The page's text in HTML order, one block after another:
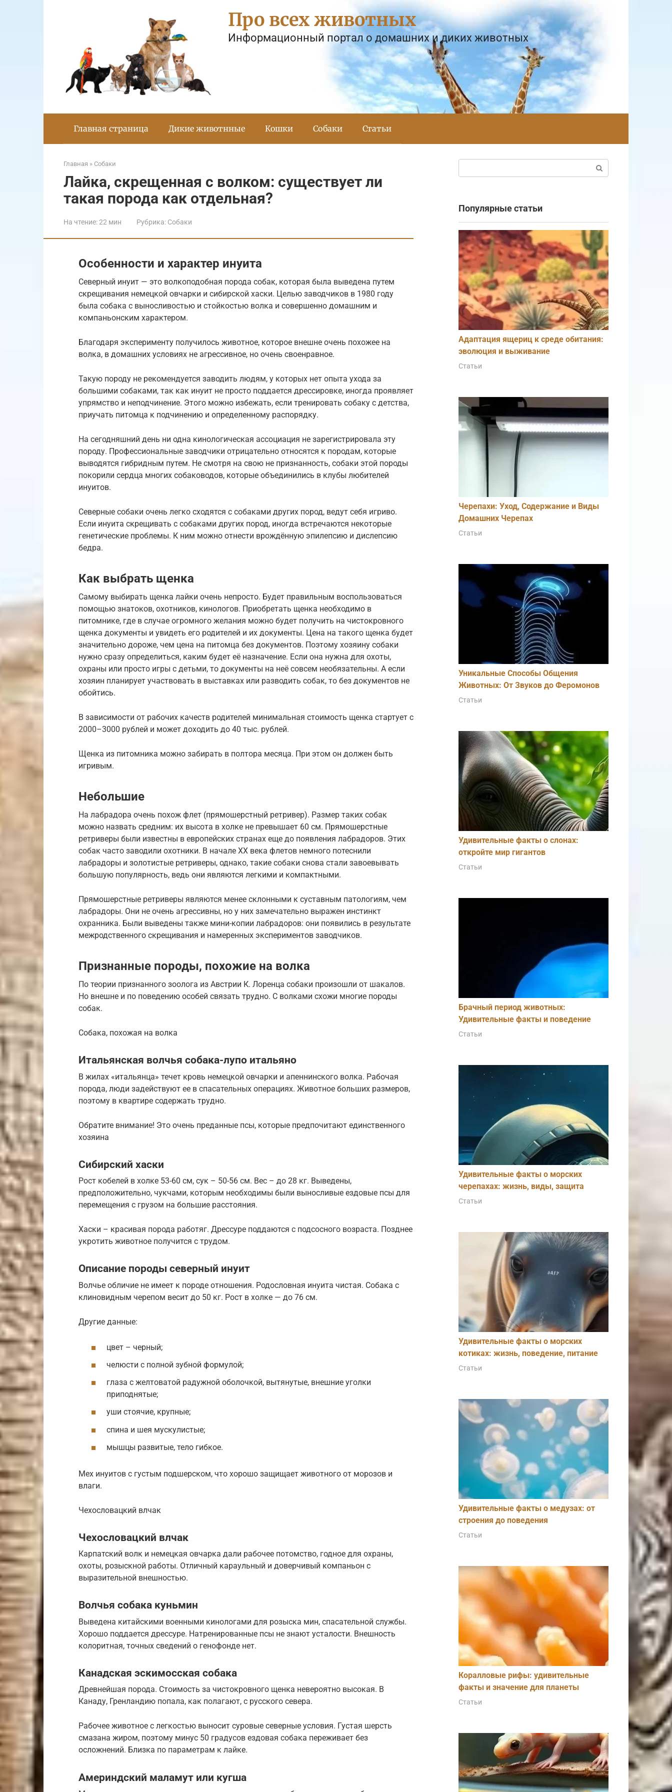
Про всех животных
Информационный портал о домашних и диких животных
Главная страница Дикие животнные Кошки Собаки Статьи
Главная » Собаки
Лайка, скрещенная с волком: существует ли
такая порода как отдельная?
На чтение:22 мин Рубрика: Собаки
Особенности и характер инуита
Северный инуит — это волкоподобная порода собак, которая была выведена путем
скрещивания немецкой овчарки и сибирской хаски. Целью заводчиков в 1980 году
была собака с выносливостью и стойкостью волка и совершенно домашним и
компаньонским характером.
Благодаря эксперименту получилось животное, которое внешне очень похожее на
волка, в домашних условиях не агрессивное, но очень своенравное.
Такую породу не рекомендуется заводить людям, у которых нет опыта ухода за
большими собаками, так как инуит не просто поддается дрессировке, иногда проявляет
упрямство и неподчинение. Этого можно избежать, если тренировать собаку с детства,
приучать питомца к подчинению и определенному распорядку.
На сегодняшний день ни одна кинологическая ассоциация не зарегистрировала эту
породу. Профессиональные заводчики отрицательно относятся к породам, которые
выводятся гибридным путем. Не смотря на свою не признанность, собаки этой породы
покорили сердца многих собаководов, которые объединились в клубы любителей
инуитов.
Северные собаки очень легко сходятся с собаками других пород, ведут себя игриво.
Если инуита скрещивать с собаками других пород, иногда встречаются некоторые
генетические проблемы. К ним можно отнести врождённую эпилепсию и дислепсию
бедра.
Как выбрать щенка
Самому выбирать щенка лайки очень непросто. Будет правильным воспользоваться
помощью знатоков, охотников, кинологов. Приобретать щенка необходимо в
питомнике, где в случае огромного желания можно будет получить на чистокровного
щенка документы и увидеть его родителей и их документы. Цена на такого щенка будет
значительно дороже, чем цена на питомца без документов. Поэтому хозяину собаки
нужно сразу определиться, каким будет её назначение. Если она нужна для охоты,
охраны или просто игры с детьми, то документы на неё совсем необязательны. А если
хозяин планирует участвовать в выставках или разводить собак, то без документов не
обойтись.
В зависимости от рабочих качеств родителей минимальная стоимость щенка стартует с
2000–3000 рублей и может доходить до 40 тыс. рублей.
Щенка из питомника можно забирать в полтора месяца. При этом он должен быть
игривым.
Небольшие
На лабрадора очень похож флет (прямошерстный ретривер). Размер таких собак
можно назвать средним: их высота в холке не превышает 60 см. Прямошерстные
ретриверы были известны в европейских странах еще до появления лабрадоров. Этих
собак часто заводили охотники. В начале XX века флетов немного потеснили
лабрадоры и золотистые ретриверы, однако, такие собаки снова стали завоевывать
большую популярность, ведь они являются легкими и компактными.
Прямошерстные ретриверы являются менее склонными к суставным патологиям, чем
лабрадоры. Они не очень агрессивны, но у них замечательно выражен инстинкт
охранника. Были выведены также мини-копии лабрадоров: они появились в результате
межродственного скрещивания и намеренных экспериментов заводчиков.
Признанные породы, похожие на волка
По теории признанного зоолога из Австрии К. Лоренца собаки произошли от шакалов.
Но внешне и по поведению особей связать трудно. С волками схожи многие породы
собак.
Собака, похожая на волка
Итальянская волчья собака-лупо итальяно
В жилах «итальянца» течет кровь немецкой овчарки и апеннинского волка. Рабочая
порода, люди задействуют ее в спасательных операциях. Животное больших размеров,
поэтому в квартире содержать трудно.
Обратите внимание! Это очень преданные псы, которые предпочитают единственного
хозяина
Сибирский хаски
Рост кобелей в холке 53-60 см, сук – 50-56 см. Вес – до 28 кг. Выведены,
предположительно, чукчами, которым необходимы были выносливые ездовые псы для
перемещения с грузом на большие расстояния.
Хаски – красивая порода работяг. Дрессуре поддаются с подсосного возраста. Позднее
укротить животное получится с трудом.
Описание породы северный инуит
Волчье обличие не имеет к породе отношения. Родословная инуита чистая. Собака с
клиновидным черепом весит до 50 кг. Рост в холке — до 76 см.
Другие данные:
цвет – черный;
челюсти с полной зубной формулой;
глаза с желтоватой радужной оболочкой, вытянутые, внешние уголки
приподнятые;
уши стоячие, крупные;
спина и шея мускулистые;
мышцы развитые, тело гибкое.
Мех инуитов с густым подшерском, что хорошо защищает животного от морозов и
влаги.
Чехословацкий влчак
Чехословацкий влчак
Карпатский волк и немецкая овчарка дали рабочее потомство, годное для охраны,
охоты, розыскной работы. Отличный караульный и доверчивый компаньон с
выразительной внешностью.
Волчья собака куньмин
Выведена китайскими военными кинологами для розыска мин, спасательной службы.
Хорошо поддается дрессуре. Натренированные псы не знают усталости. Внешность
колоритная, точных сведений о генофонде нет.
Канадская эскимосская собака
Древнейшая порода. Стоимость за чистокровного щенка невероятно высокая. В
Канаду, Гренландию попала, как полагают, с русского севера.
Рабочее животное с легкостью выносит суровые северные условия. Густая шерсть
смазана жиром, поэтому минус 50 градусов ездовая собака переживает без
осложнений. Близка по параметрам к лайке.
Америндский маламут или кугша
Популярные статьи
Адаптация ящериц к среде обитания:
эволюция и выживание
Статьи
Черепахи: Уход, Содержание и Виды
Домашних Черепах
Статьи
Уникальные Способы Общения
Животных: От Звуков до Феромонов
Статьи
Удивительные факты о слонах:
откройте мир гигантов
Статьи
Брачный период животных:
Удивительные факты и поведение
Статьи
Удивительные факты о морских
черепахах: жизнь, виды, защита
Статьи
Удивительные факты о морских
котиках: жизнь, поведение, питание
Статьи
Удивительные факты о медузах: от
строения до поведения
Статьи
Коралловые рифы: удивительные
факты и значение для планеты
Статьи